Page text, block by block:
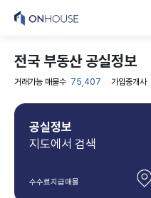
전국 부동산 공실정보
거래가능 매물수 75,407 가입중개사
공실정보
지도에서 검색
수수료지급매물